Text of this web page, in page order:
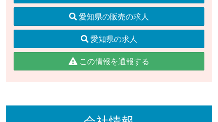
愛知県の販売の求人
愛知県の求人
この情報を通報する